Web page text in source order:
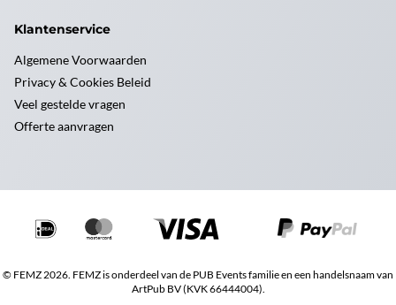
Klantenservice
Algemene Voorwaarden
Privacy & Cookies Beleid
Veel gestelde vragen
Offerte aanvragen
© FEMZ 2026. FEMZ is onderdeel van de PUB Events familie en een handelsnaam van
ArtPub BV (KVK 66444004).